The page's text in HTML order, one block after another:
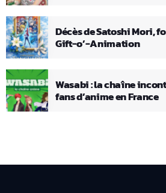
Décès de Satoshi Mori,
Gift-o’-Animation
Wasabi : la chaîne
fans d’anime en France